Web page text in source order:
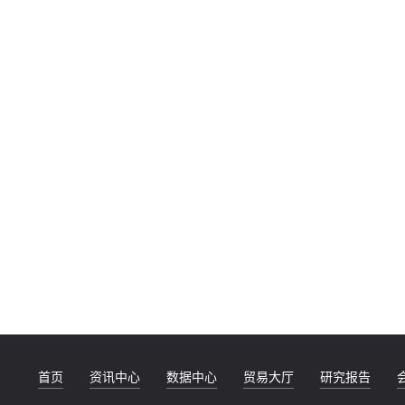
首页 资讯中心 数据中心 贸易大厅 研究报告